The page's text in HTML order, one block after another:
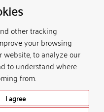
other tracking
your browsing
website, to analyze our
to understand where
from.
I agree